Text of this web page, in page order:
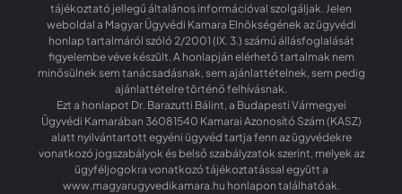
tájékoztató jellegű általános információval szolgáljak. Jelen
weboldal a Magyar Ügyvédi Kamara Elnökségének az ügyvédi
honlap tartalmáról szóló 2/2001 (IX. 3.) számú állásfoglalását
figyelembe véve készült. A honlapján elérhető tartalmak nem
minősülnek sem tanácsadásnak, sem ajánlattételnek, sem pedig
ajánlattételre történő felhívásnak.
Ezt a honlapot Dr. Barazutti Bálint, a Budapesti Vármegyei
Ügyvédi Kamarában 36081540 Kamarai Azonosító Szám (KASZ)
alatt nyilvántartott egyéni ügyvéd tartja fenn az ügyvédekre
vonatkozó jogszabályok és belső szabályzatok szerint, melyek az
ügyféljogokra vonatkozó tájékoztatással együtt a
www.magyarugyvedikamara.hu honlapon találhatóak.